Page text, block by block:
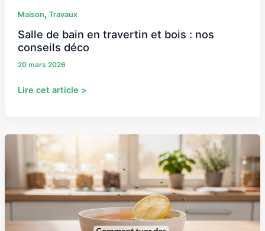
Maison, Travaux
Salle de bain en travertin et bois : nos
conseils déco
20 mars 2026
Lire cet article >
Comment
des
moucherons
dans